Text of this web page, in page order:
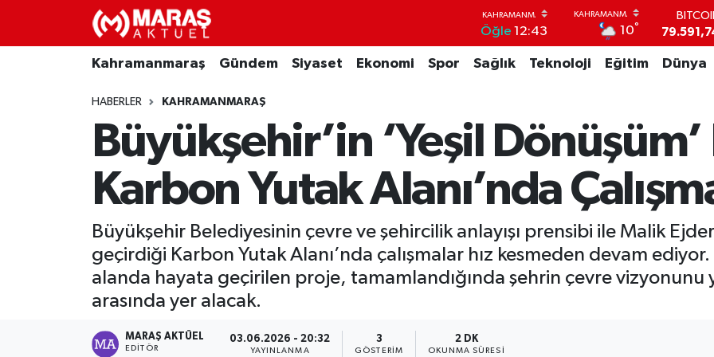
Öğle 12:43 10°
53,38690
Kahramanmaraş Gündem Siyaset Ekonomi Spor Sağlık Teknoloji Eğitim Dünya
HABERLER KAHRAMANMARAŞ
Büyükşehir’in ‘Yeşil
Karbon Yutak Alanı’nda
Büyükşehir Belediyesinin çevre ve şehircilik anlayışı prensibi ile Malik
geçirdiği Karbon Yutak Alanı’nda çalışmalar hız kesmeden devam
alanda hayata geçirilen proje, tamamlandığında şehrin çevre vizyonunu
arasında yer alacak.
MARAŞ AKTÜEL
EDITÖR
03.06.2026 - 20:32
YAYINLANMA
3
GÖSTERIM
2 DK
OKUNMA SÜRESI
Kahramanmaraş
Gündem
Teknoloji
Nöbetçi Eczaneler
Hava Durumu
Namaz Vakitleri
Trafik Durumu
TFF 3.Lig 4.Grup Puan Durumu ve Fikstür
Tüm Manşetler
Son Dakika Haberleri
Haber Arşivi